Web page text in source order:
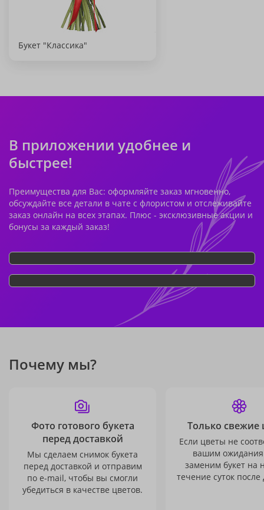
Букет "Классика"
В приложении удобнее и
быстрее!
Преимущества для Вас: оформляйте заказ мгновенно,
обсуждайте все детали в чате с флористом и отслеживайте
заказ онлайн на всех этапах. Плюс - эксклюзивные акции и
бонусы за каждый заказ!
Почему мы?
Фото готового букета
перед доставкой
Мы сделаем снимок букета
перед доставкой и отправим
по e-mail, чтобы вы смогли
убедиться в качестве цветов.
Только свежие
Если цветы не
вашим
заменим букет на
течение суток после